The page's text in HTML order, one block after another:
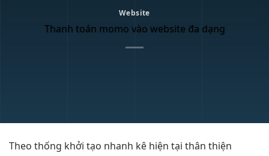
Website
Thanh toán momo vào website đa dạng
Theo thống khởi tạo nhanh kê hiện tại thân thiện